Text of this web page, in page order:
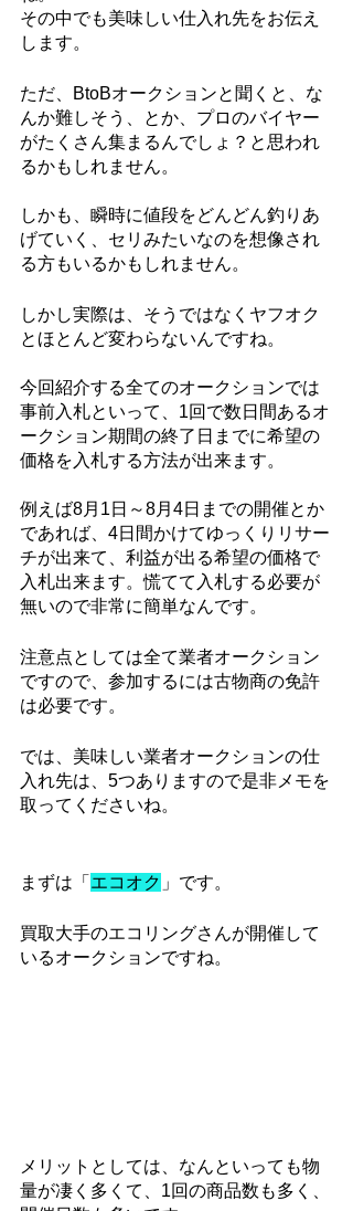
その中でも美味しい仕入れ先をお伝え
します。
ただ、BtoBオークションと聞くと、な
んか難しそう、とか、プロのバイヤー
がたくさん集まるんでしょ？と思われ
るかもしれません。
しかも、瞬時に値段をどんどん釣りあ
げていく、セリみたいなのを想像され
る方もいるかもしれません。
しかし実際は、そうではなくヤフオク
とほとんど変わらないんですね。
今回紹介する全てのオークションでは
事前入札といって、1回で数日間あるオ
ークション期間の終了日までに希望の
価格を入札する方法が出来ます。
例えば8月1日～8月4日までの開催とか
であれば、4日間かけてゆっくりリサー
チが出来て、利益が出る希望の価格で
入札出来ます。慌てて入札する必要が
無いので非常に簡単なんです。
注意点としては全て業者オークション
ですので、参加するには古物商の免許
は必要です。
では、美味しい業者オークションの仕
入れ先は、5つありますので是非メモを
取ってくださいね。
まずは「 エコオク 」です。
買取大手のエコリングさんが開催して
いるオークションですね。
メリットとしては、なんといっても物
量が凄く多くて、1回の商品数も多く、